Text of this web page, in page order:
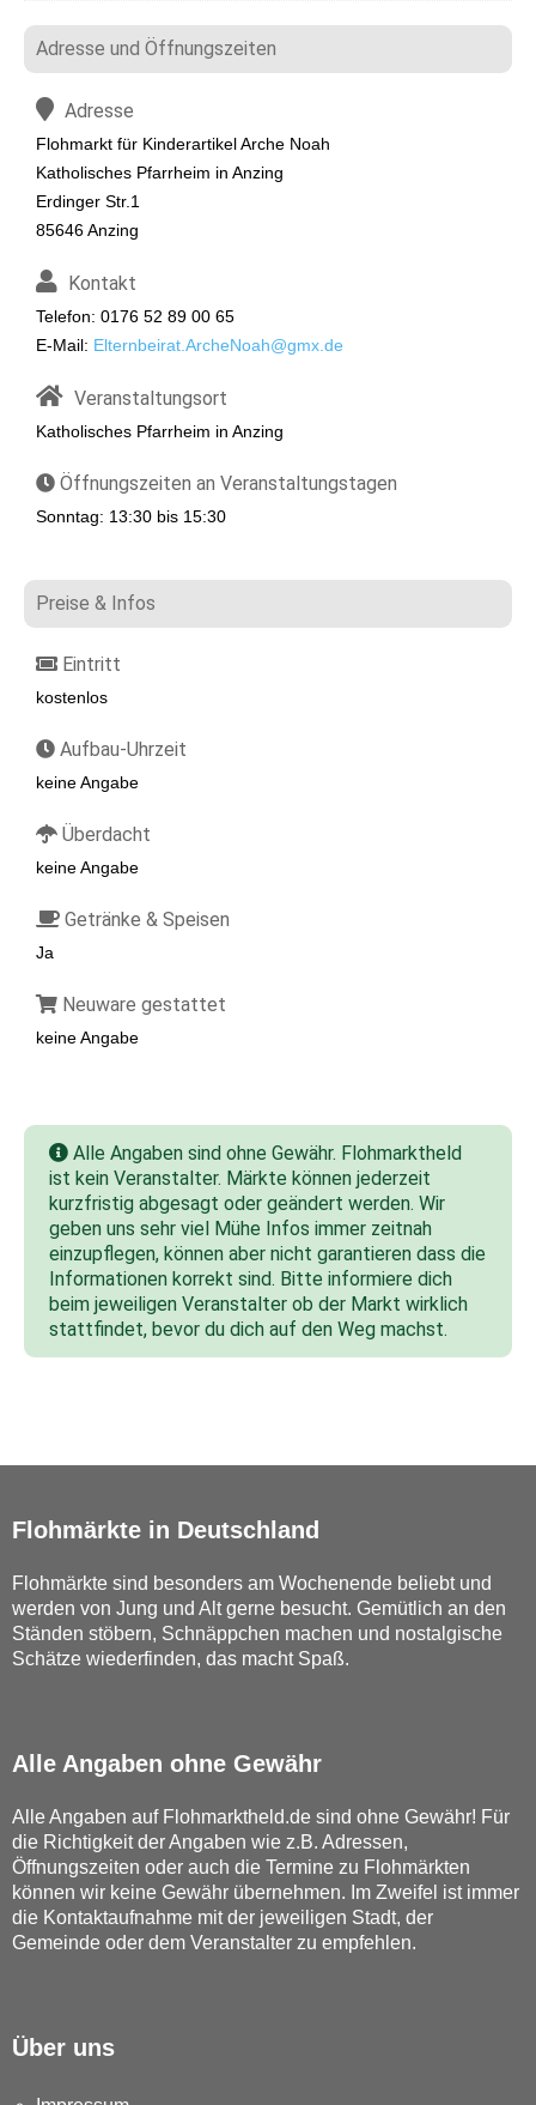
Adresse und Öffnungszeiten
Adresse
Flohmarkt für Kinderartikel Arche Noah
Katholisches Pfarrheim in Anzing
Erdinger Str.1
85646 Anzing
Kontakt
Telefon: 0176 52 89 00 65
E-Mail: Elternbeirat.ArcheNoah@gmx.de
Veranstaltungsort
Katholisches Pfarrheim in Anzing
Öffnungszeiten an Veranstaltungstagen
Sonntag: 13:30 bis 15:30
Preise & Infos
Eintritt
kostenlos
Aufbau-Uhrzeit
keine Angabe
Überdacht
keine Angabe
Getränke & Speisen
Ja
Neuware gestattet
keine Angabe
Alle Angaben sind ohne Gewähr. Flohmarktheld
ist kein Veranstalter. Märkte können jederzeit
kurzfristig abgesagt oder geändert werden. Wir
geben uns sehr viel Mühe Infos immer zeitnah
einzupflegen, können aber nicht garantieren dass die
Informationen korrekt sind. Bitte informiere dich
beim jeweiligen Veranstalter ob der Markt wirklich
stattfindet, bevor du dich auf den Weg machst.
Flohmärkte in Deutschland
Flohmärkte sind besonders am Wochenende beliebt und
werden von Jung und Alt gerne besucht. Gemütlich an den
Ständen stöbern, Schnäppchen machen und nostalgische
Schätze wiederfinden, das macht Spaß.
Alle Angaben ohne Gewähr
Alle Angaben auf Flohmarktheld.de sind ohne Gewähr! Für
die Richtigkeit der Angaben wie z.B. Adressen,
Öffnungszeiten oder auch die Termine zu Flohmärkten
können wir keine Gewähr übernehmen. Im Zweifel ist immer
die Kontaktaufnahme mit der jeweiligen Stadt, der
Gemeinde oder dem Veranstalter zu empfehlen.
Über uns